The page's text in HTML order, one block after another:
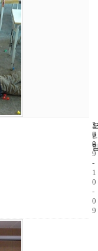
1
7
8
2
0
0
9
-
1
0
-
0
9